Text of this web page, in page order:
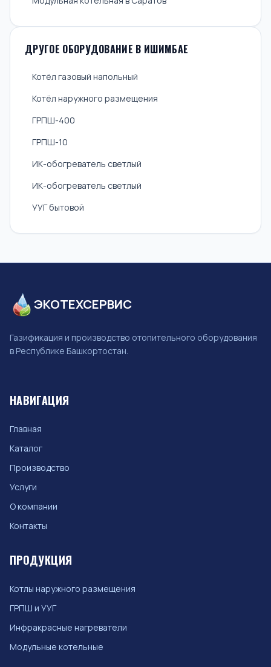
ДРУГОЕ ОБОРУДОВАНИЕ В ИШИМБАЕ
Котёл газовый напольный
Котёл наружного размещения
ГРПШ-400
ГРПШ-10
ИК-обогреватель светлый
ИК-обогреватель светлый
УУГ бытовой
ЭКОТЕХСЕРВИС
Газификация и производство отопительного оборудования
в Республике Башкортостан.
НАВИГАЦИЯ
Главная
Каталог
Производство
Услуги
О компании
Контакты
ПРОДУКЦИЯ
Котлы наружного размещения
ГРПШ и УУГ
Инфракрасные нагреватели
Модульные котельные